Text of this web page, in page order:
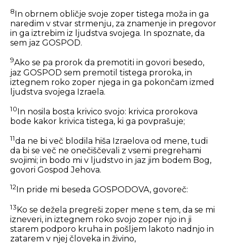
8 In obrnem obličje svoje zoper tistega moža in ga
naredim v stvar strmenju, za znamenje in pregovor
in ga iztrebim iz ljudstva svojega. In spoznate, da
sem jaz GOSPOD.
9Ako se pa prorok da premotiti in govori besedo,
jaz GOSPOD sem premotil tistega proroka, in
iztegnem roko zoper njega in ga pokončam izmed
ljudstva svojega Izraela.
10In nosila bosta krivico svojo: krivica prorokova
bode kakor krivica tistega, ki ga povprašuje;
11da ne bi več blodila hiša Izraelova od mene, tudi
da bi se več ne onečiščevali z vsemi pregrehami
svojimi; in bodo mi v ljudstvo in jaz jim bodem Bog,
govori Gospod Jehova.
12 In pride mi beseda GOSPODOVA, govoreč:
13Ko se dežela pregreši zoper mene s tem, da se mi
izneveri, in iztegnem roko svojo zoper njo in ji
starem podporo kruha in pošljem lakoto nadnjo in
zatarem v njej človeka in živino,